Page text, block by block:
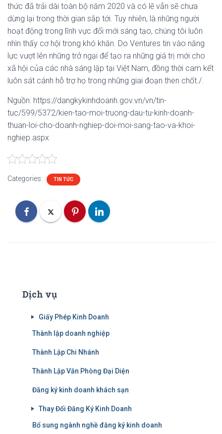
thức đã trải dài toàn bộ năm 2020 và có lẽ vẫn sẽ chưa
dừng lại trong thời gian sắp tới. Tuy nhiên, là những người
hoạt động trong lĩnh vực đổi mới sáng tạo, chúng tôi luôn
nhìn thấy cơ hội trong khó khăn. Do Ventures tin vào năng
lực vượt lên những trở ngại để tạo ra những giá trị mới cho
xã hội của các nhà sáng lập tại Việt Nam, đồng thời cam kết
luôn sát cánh hỗ trợ họ trong những giai đoạn then chốt./.
Nguồn: https://dangkykinhdoanh.gov.vn/vn/tin-
tuc/599/5372/kien-tao-moi-truong-dau-tu-kinh-doanh-
thuan-loi-cho-doanh-nghiep-doi-moi-sang-tao-va-khoi-
nghiep.aspx
Categories: TIN TỨC
Dịch vụ
Giấy Phép Kinh Doanh
Thành lập doanh nghiệp
Thành Lập Chi Nhánh
Thành Lập Văn Phòng Đại Diện
Đăng ký kinh doanh khách sạn
Thay Đổi Đăng Ký Kinh Doanh
Bổ sung ngành nghề đăng ký kinh doanh